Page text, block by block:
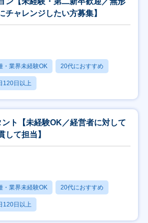
チャレンジしたい方募集】
・業界未経験OK 20代におすすめ
120日以上
ト【未経験OK／経営者に対して
して担当】
・業界未経験OK 20代におすすめ
120日以上